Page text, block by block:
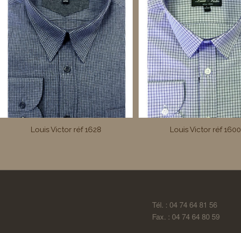
Louis Victor réf 1628 Louis Victor réf 1600
Tél. : 04 74 64 81 56
Fax. : 04 74 64 80 59